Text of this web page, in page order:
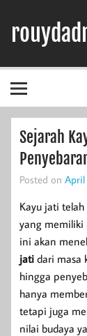
content
Sejarah
Posted on April
Kayu jati
yang memiliki
ini akan
jati dari masa
hingga
hanya
tetapi juga
nilai budaya